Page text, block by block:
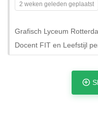
2 weken geleden geplaatst
Grafisch Lyceum
Docent FIT en Leefstijl